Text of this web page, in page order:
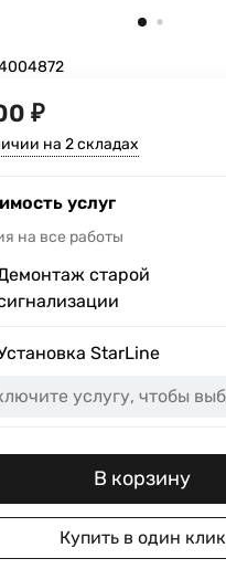
₽
на 2 складах
услуг
на все работы
старой
StarLine
В корзину
Купить в один клик